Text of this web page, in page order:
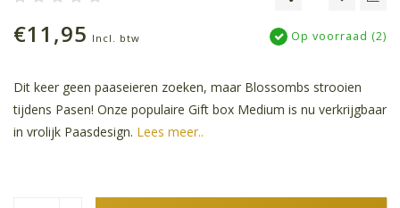
€11,95 Incl. btw Op voorraad (2)
Dit keer geen paaseieren zoeken, maar Blossombs strooien
tijdens Pasen! Onze populaire Gift box Medium is nu verkrijgbaar
in vrolijk Paasdesign. Lees meer..